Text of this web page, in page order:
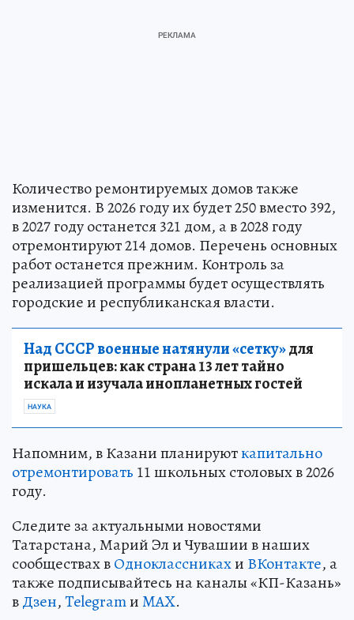
Количество ремонтируемых домов также
изменится. В 2026 году их будет 250 вместо 392,
в 2027 году останется 321 дом, а в 2028 году
отремонтируют 214 домов. Перечень основных
работ останется прежним. Контроль за
реализацией программы будет осуществлять
городские и республиканская власти.
Над СССР военные натянули «сетку»для
пришельцев: как страна 13 лет тайно
искала и изучала инопланетных гостей
НАУКА
Напомним, в Казани планируюткапитально
отремонтировать 11 школьных столовых в 2026
году.
Следите за актуальными новостями
Татарстана, Марий Эл и Чувашии в наших
сообществах вОдноклассникахи ВКонтакте, а
также подписывайтесь на каналы «КП-Казань»
вДзен,TelegramиMAX.